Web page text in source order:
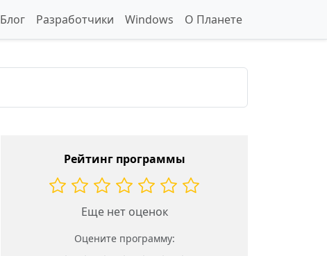
Блог Разработчики Windows О Планете
Рейтинг программы
Еще нет оценок
Оцените программу: